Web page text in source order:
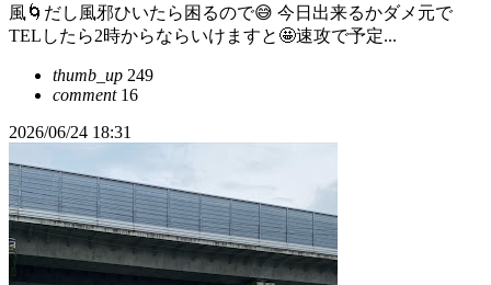
風🌀だし風邪ひいたら困るので😅 今日出来るかダメ元で
TELしたら2時からならいけますと🤩速攻で予定...
thumb_up 249
comment16
2026/06/24 18:31